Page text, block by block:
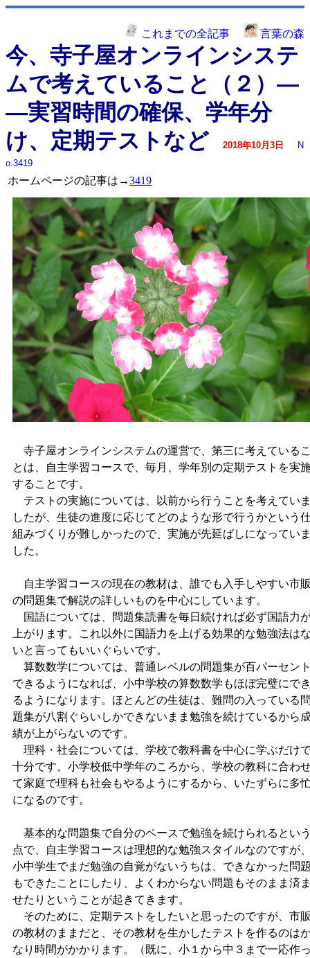
これまでの全記事 言葉の森
今、寺子屋オンラインシステ
ムで考えていること（２）―
―実習時間の確保、学年分
け、定期テストなど
2018年10月3日
N
o.3419
ホームページの記事は→3419
寺子屋オンラインシステムの運営で、第三に考えている
とは、自主学習コースで、毎月、学年別の定期テストを実
することです。
テストの実施については、以前から行うことを考えてい
したが、生徒の進度に応じてどのような形で行うかという
組みづくりが難しかったので、実施が先延ばしになってい
した。
自主学習コースの現在の教材は、誰でも入手しやすい市
の問題集で解説の詳しいものを中心にしています。
国語については、問題集読書を毎日続ければ必ず国語力
上がります。これ以外に国語力を上げる効果的な勉強法は
いと言ってもいいぐらいです。
算数数学については、普通レベルの問題集が百パーセン
できるようになれば、小中学校の算数数学もほぼ完璧にで
るようになります。ほとんどの生徒は、難問の入っている
題集が八割ぐらいしかできないまま勉強を続けているから
績が上がらないのです。
理科・社会については、学校で教科書を中心に学ぶだけ
十分です。小学校低中学年のころから、学校の教科に合わ
て家庭で理科も社会もやるようにするから、いたずらに多
になるのです。
基本的な問題集で自分のペースで勉強を続けられるとい
点で、自主学習コースは理想的な勉強スタイルなのですが
小中学生でまだ勉強の自覚がないうちは、できなかった問
もできたことにしたり、よくわからない問題もそのまま済
せたりということが起きてきます。
そのために、定期テストをしたいと思ったのですが、市
の教材のままだと、その教材を生かしたテストを作るのは
なり時間がかかります。（既に、小１から中３まで一応作